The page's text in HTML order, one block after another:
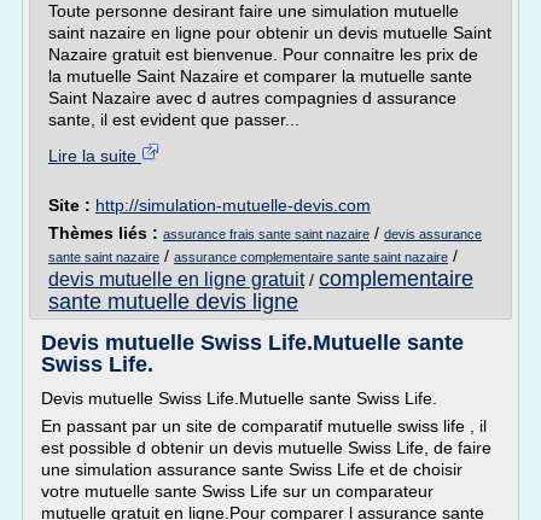
Toute personne desirant faire une simulation mutuelle
saint nazaire en ligne pour obtenir un devis mutuelle Saint
Nazaire gratuit est bienvenue. Pour connaitre les prix de
la mutuelle Saint Nazaire et comparer la mutuelle sante
Saint Nazaire avec d autres compagnies d assurance
sante, il est evident que passer...
Lire la suite
Site : http://simulation-mutuelle-devis.com
Thèmes liés : assurance frais sante saint nazaire / devis assurance
sante saint nazaire / assurance complementaire sante saint nazaire /
devis mutuelle en ligne gratuit/ complementaire
sante mutuelle devis ligne
Devis mutuelle Swiss Life.Mutuelle sante
Swiss Life.
Devis mutuelle Swiss Life.Mutuelle sante Swiss Life.
En passant par un site de comparatif mutuelle swiss life , il
est possible d obtenir un devis mutuelle Swiss Life, de faire
une simulation assurance sante Swiss Life et de choisir
votre mutuelle sante Swiss Life sur un comparateur
mutuelle gratuit en ligne.Pour comparer l assurance sante